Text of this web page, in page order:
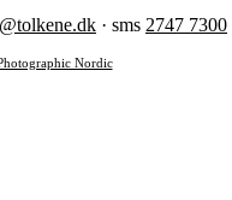
· sms 2747 7300
Nordic